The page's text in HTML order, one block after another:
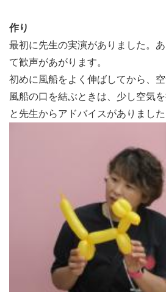
作り
最初に先生の実演がありました。
て歓声があがります。
初めに風船をよく伸ばしてから、空
風船の口を結ぶときは、少し空気
と先生からアドバイスがありました